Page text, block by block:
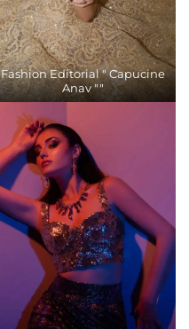
Fashion Editorial " Capucine
Anav ""